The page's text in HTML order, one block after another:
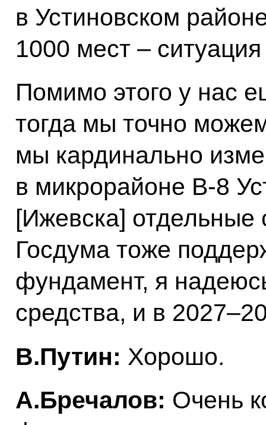
в Устиновском
1000 мест –
Помимо этого у нас
тогда мы точно
мы кардинально
в микрорайоне В-8
[Ижевска] отдельные
Госдума тоже
фундамент, я
средства, и в
В.Путин: Хорошо.
А.Бречалов: Очень